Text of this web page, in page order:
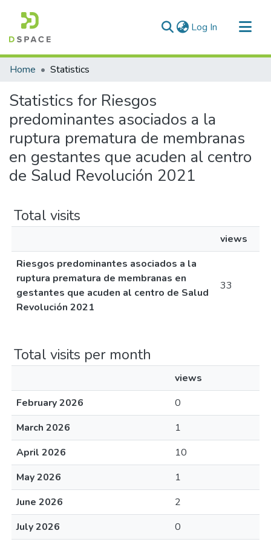
Log In (current)
Communities & Collections
Home Statistics
Statistics for Riesgos
predominantes asociados a la
ruptura prematura de membranas
en gestantes que acuden al centro
de Salud Revolución 2021
Total visits
views
Riesgos predominantes asociados a la
ruptura prematura de membranas en
gestantes que acuden al centro de Salud
Revolución 2021
33
Total visits per month
views
February 2026
0
March 2026
1
April 2026
10
May 2026
1
June 2026
2
July 2026
0